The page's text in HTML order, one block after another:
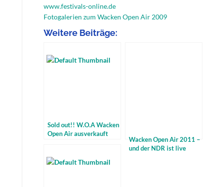
www.festivals-online.de
Fotogalerien zum Wacken Open Air 2009
Weitere Beiträge:
Sold out!! W.O.A Wacken
Open Air ausverkauft
Wacken Open Air 2011 –
und der NDR ist live